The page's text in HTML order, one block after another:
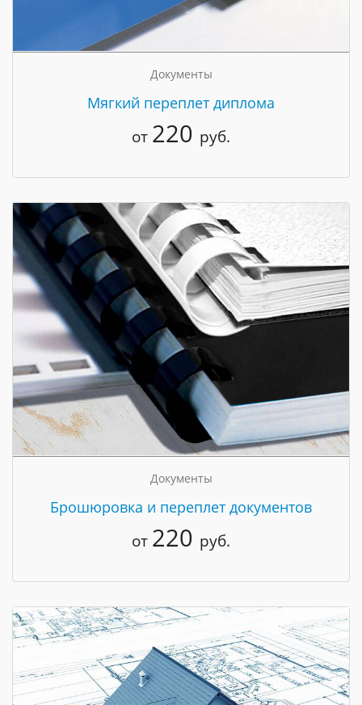
Документы
Мягкий переплет диплома
от 220 руб.
Документы
Брошюровка и переплет документов
от 220 руб.